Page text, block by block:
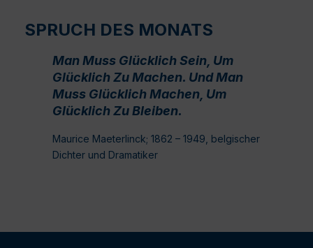
SPRUCH DES MONATS
Man Muss Glücklich Sein, Um
Glücklich Zu Machen. Und Man
Muss Glücklich Machen, Um
Glücklich Zu Bleiben.
Maurice Maeterlinck; 1862 – 1949, belgischer
Dichter und Dramatiker